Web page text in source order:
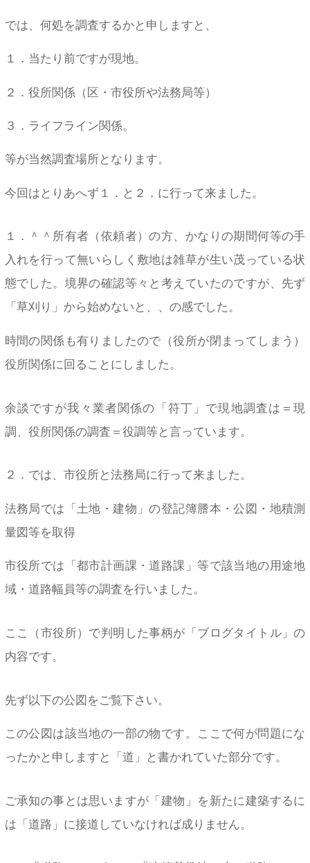
では、何処を調査するかと申しますと、
１．当たり前ですが現地。
２．役所関係（区・市役所や法務局等）
３．ライフライン関係。
等が当然調査場所となります。
今回はとりあへず１．と２．に行って来ました。
１．＾＾所有者（依頼者）の方、かなりの期間何等の手
入れを行って無いらしく敷地は雑草が生い茂っている状
態でした。境界の確認等々と考えていたのですが、先ず
「草刈り」から始めないと、、の感でした。
時間の関係も有りましたので（役所が閉まってしまう）
役所関係に回ることにしました。
余談ですが我々業者関係の「符丁」で現地調査は＝現
調、役所関係の調査＝役調等と言っています。
２．では、市役所と法務局に行って来ました。
法務局では「土地・建物」の登記簿謄本・公図・地積測
量図等を取得
市役所では「都市計画課・道路課」等で該当地の用途地
域・道路幅員等の調査を行いました。
ここ（市役所）で判明した事柄が「ブログタイトル」の
内容です。
先ず以下の公図をご覧下さい。
この公図は該当地の一部の物です。ここで何が問題にな
ったかと申しますと「道」と書かれていた部分です。
ご承知の事とは思いますが「建物」を新たに建築するに
は「道路」に接道していなければ成りません。